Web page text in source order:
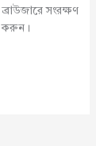
ব্রাউজারে সংরক্ষণ
করুন।